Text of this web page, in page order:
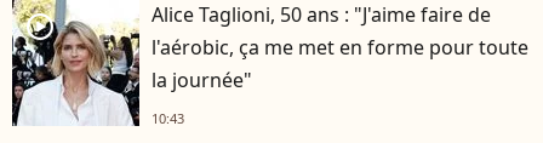
player2
Alice Taglioni, 50 ans : "J'aime faire de
l'aérobic, ça me met en forme pour toute
la journée"
10:43